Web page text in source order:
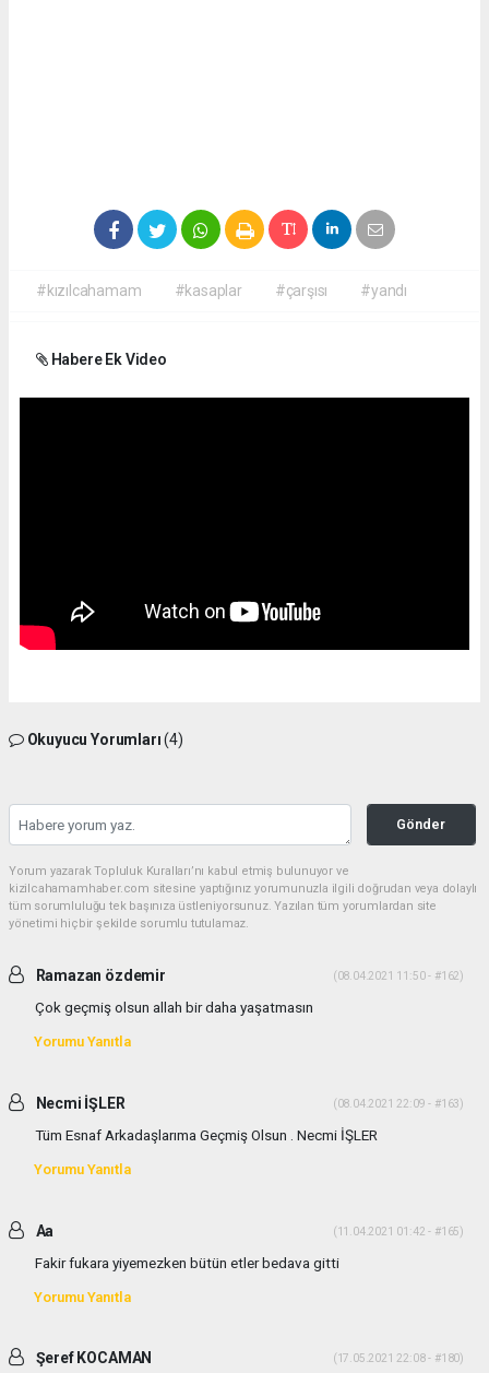
#kızılcahamam #kasaplar #çarşısı #yandı
Habere Ek Video
Okuyucu Yorumları(4)
Gönder
Yorum yazarak Topluluk Kuralları’nı kabul etmiş bulunuyor ve
kizilcahamamhaber.com sitesine yaptığınız yorumunuzla ilgili doğrudan veya dolaylı
tüm sorumluluğu tek başınıza üstleniyorsunuz. Yazılan tüm yorumlardan site
yönetimi hiçbir şekilde sorumlu tutulamaz.
Ramazan özdemir (08.04.2021 11:50 - #162)
Çok geçmiş olsun allah bir daha yaşatmasın
Yorumu Yanıtla
Necmi İŞLER (08.04.2021 22:09 - #163)
Tüm Esnaf Arkadaşlarıma Geçmiş Olsun . Necmi İŞLER
Yorumu Yanıtla
Aa (11.04.2021 01:42 - #165)
Fakir fukara yiyemezken bütün etler bedava gitti
Yorumu Yanıtla
Şeref KOCAMAN (17.05.2021 22:08 - #180)